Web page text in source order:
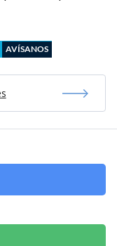
AVÍSANOS